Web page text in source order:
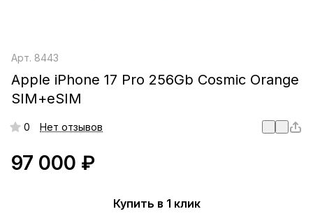
Арт. 8443
Apple iPhone 17 Pro 256Gb Cosmic Orange
SIM+eSIM
0 Нет отзывов
97 000 ₽
Купить в 1 клик